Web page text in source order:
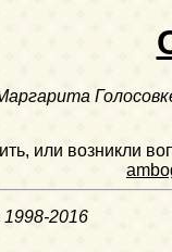
или возникли
2016